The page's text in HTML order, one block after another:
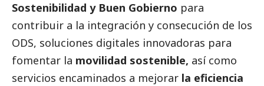
Sostenibilidad y Buen Gobierno para
contribuir a la integración y consecución de los
ODS, soluciones digitales innovadoras para
fomentar la movilidad sostenible, así como
servicios encaminados a mejorar la eficiencia